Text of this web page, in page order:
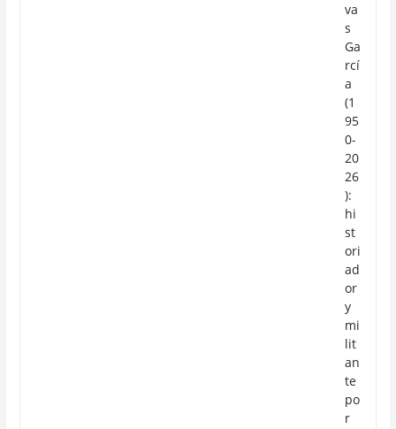
va
s
Ga
rcí
a
(1
95
0-
20
26
):
hi
st
ori
ad
or
y
mi
lit
an
te
po
r